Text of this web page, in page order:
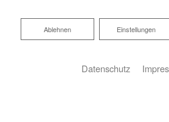
Zentrale
Wohlfühlklima und
Einstellungen
Ablehnen
Ablehnen
Datenschutz